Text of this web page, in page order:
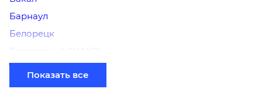
Барнаул
Белорецк
Белоярский (ХМАО)
Березники
Бийск
Показать все